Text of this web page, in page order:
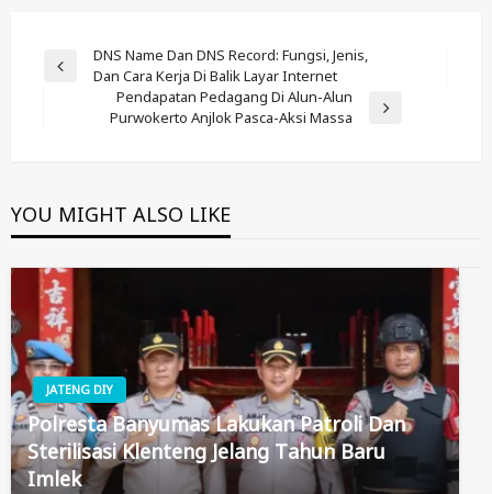
Post
Navigation
Previous
DNS Name Dan DNS Record: Fungsi, Jenis,
Dan Cara Kerja Di Balik Layar Internet
Pendapatan Pedagang Di Alun-Alun
Purwokerto Anjlok Pasca-Aksi Massa
YOU MIGHT ALSO LIKE
JATENG DIY
Polresta Banyumas Lakukan Patroli Dan
Sterilisasi Klenteng Jelang Tahun Baru
Imlek